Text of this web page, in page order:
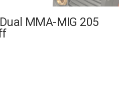
MMA-MIG 205